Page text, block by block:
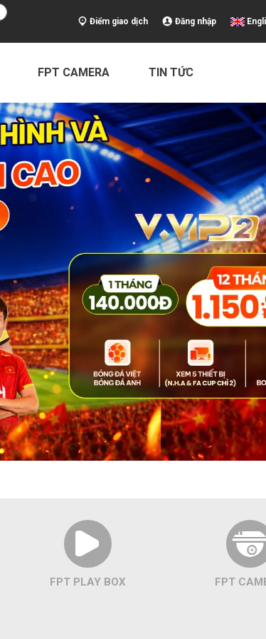
Điểm giao dịch Đăng nhập
FPT CAMERA TIN TỨC
FPT PLAY BOX FPT